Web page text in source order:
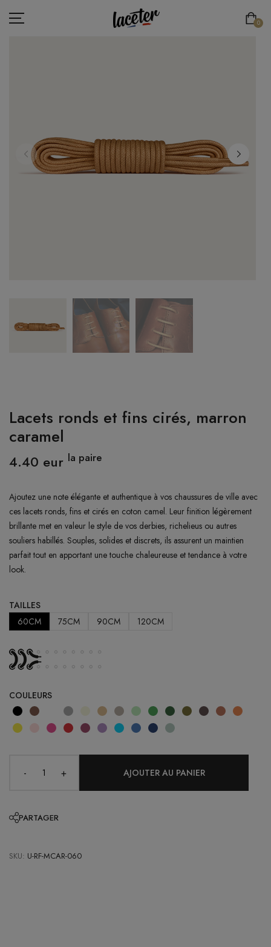
0
LACETS DE SPORT
CONNEXION
Lacets ronds et fins cirés, marron
caramel
4.40 eur la paire
Ajoutez une note élégante et authentique à vos chaussures de ville avec
ces lacets ronds, fins et cirés en coton camel. Leur finition légèrement
brillante met en valeur le style de vos derbies, richelieus ou autres
souliers habillés. Souples, solides et discrets, ils assurent un maintien
parfait tout en apportant une touche chaleureuse et tendance à votre
look.
TAILLES
60CM
75CM 90CM 120CM
COULEURS
- +
PARTAGER
SKU: U-RF-MCAR-060